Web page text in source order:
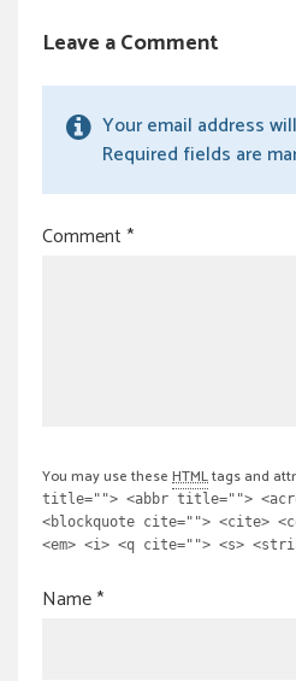
Leave a Comment
Your email address
Required fields are
Comment*
You may use these HTMLtags and
title=""> <abbr title="">
<blockquote cite=""> <cite>
<em> <i> <q cite=""> <s>
Name*